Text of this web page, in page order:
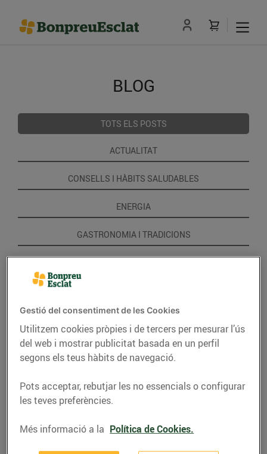
BLOG
TOTS ELS POSTS
ACTUALITAT
CONSELLS I HÀBITS SALUDABLES
ENERGIA
GASTRONOMIA I TRADICIONS
Gestió del consentiment de les Cookies
Utilitzem cookies pròpies i de tercers per mesurar l’ús
del web i mostrar publicitat basada en un perfil
segons els teus hàbits de navegació.
Pots acceptar, rebutjar les no essencials o configurar
les teves preferències.
Més informació a la Política de Cookies.